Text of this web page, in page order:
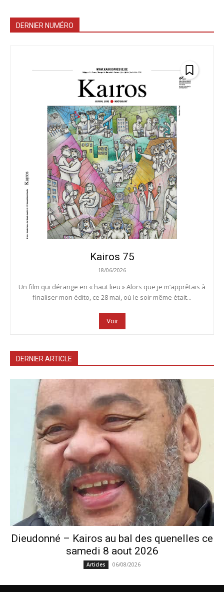
DERNIER NUMÉRO
Kairos 75
18/06/2026
Un film qui dérange en « haut lieu » Alors que je m’apprêtais à
finaliser mon édito, ce 28 mai, où le soir même était...
Voir
DERNIER ARTICLE
Dieudonné – Kairos au bal des quenelles ce
samedi 8 aout 2026
Articles 06/08/2026